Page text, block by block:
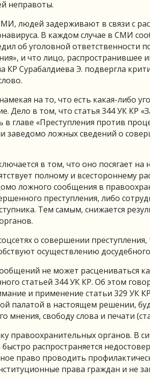
неправоты.
людей задерживают в связи с
В каждом случае в СМИ
об уголовной ответственности
и что лицо, распространившее
Сурабалдиева Э. подвергла
на то, что есть какая-либо
Дело в том, что статья 344 УК КР
в главе «Преступления против
заведомо ложных сведений о
в том, что оно посягает
полному и всестороннему
ложного сообщения в
преступления, либо
Тем самым, снижается
о совершении
осуществлению
не может расцениваться
статьей 344 УК КР. Об этом
и применение статьи 329 УК
палатой в настоящем решении,
мнения, свободу слова и печати
правоохранительных органов. В
распространяется
право проводить
права граждан и не